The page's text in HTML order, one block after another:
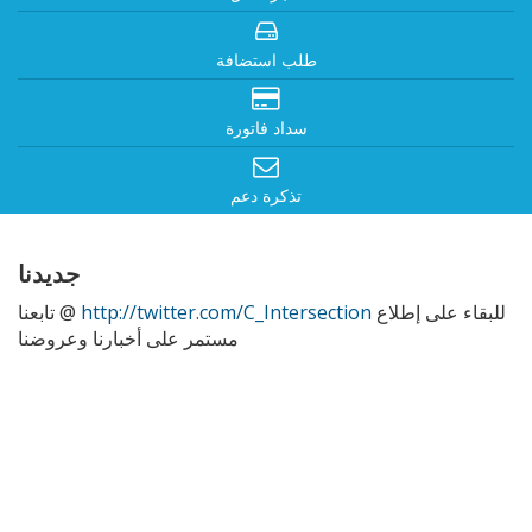
طلب استضافة
سداد فاتورة
تذكرة دعم
جديدنا
تابعنا @ http://twitter.com/C_Intersection
مستمر على أخبارنا وعروضنا